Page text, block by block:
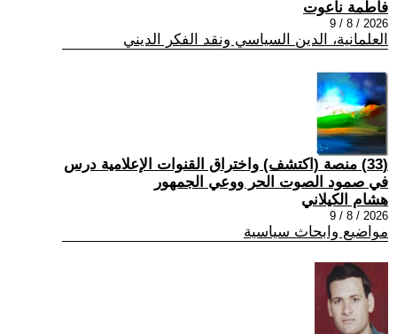
فاطمة ناعوت
2026 / 8 / 9
العلمانية، الدين السياسي ونقد الفكر الديني
(33) منصة (اكتشف) واختراق القنوات الإعلامية درس
في صمود الصوت الحر ووعي الجمهور
هشام الكيلاني
2026 / 8 / 9
مواضيع وابحاث سياسية